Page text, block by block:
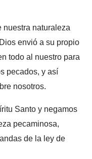
nuestra naturaleza
envió a su propio
todo al nuestro para
pecados, y así
nosotros.
Santo y negamos
pecaminosa,
de la ley de